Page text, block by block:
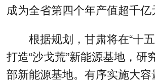
成为全省第四个年产值超千亿
根据规划，甘肃将在“十五
打造“沙戈荒”新能源基地，研
部新能源基地。有序实施大容